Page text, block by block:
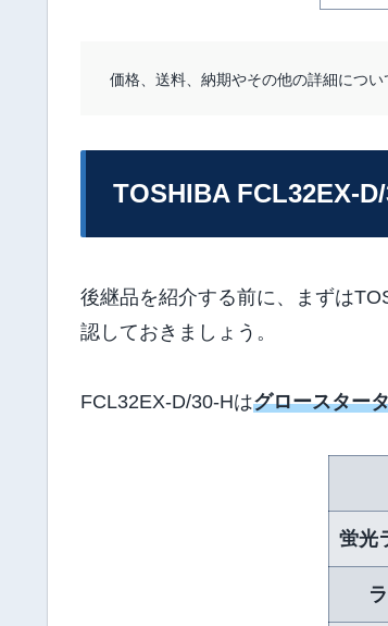
価格、送料、納期やその他の詳細につ
TOSHIBA FCL32EX-
後継品を紹介する前に、まずは
認しておきましょう。
FCL32EX-D/30-Hはグロースター
蛍光